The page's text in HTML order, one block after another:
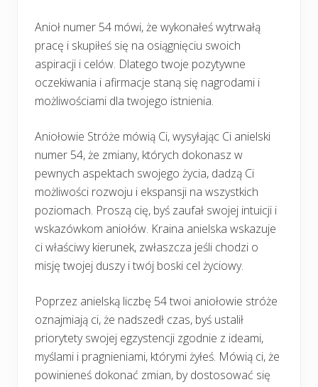
Anioł numer 54 mówi, że wykonałeś wytrwałą
pracę i skupiłeś się na osiągnięciu swoich
aspiracji i celów. Dlatego twoje pozytywne
oczekiwania i afirmacje staną się nagrodami i
możliwościami dla twojego istnienia.
Aniołowie Stróże mówią Ci, wysyłając Ci anielski
numer 54, że zmiany, których dokonasz w
pewnych aspektach swojego życia, dadzą Ci
możliwości rozwoju i ekspansji na wszystkich
poziomach. Proszą cię, byś zaufał swojej intuicji i
wskazówkom aniołów. Kraina anielska wskazuje
ci właściwy kierunek, zwłaszcza jeśli chodzi o
misję twojej duszy i twój boski cel życiowy.
Poprzez anielską liczbę 54 twoi aniołowie stróże
oznajmiają ci, że nadszedł czas, byś ustalił
priorytety swojej egzystencji zgodnie z ideami,
myślami i pragnieniami, którymi żyłeś. Mówią ci, że
powinieneś dokonać zmian, by dostosować się